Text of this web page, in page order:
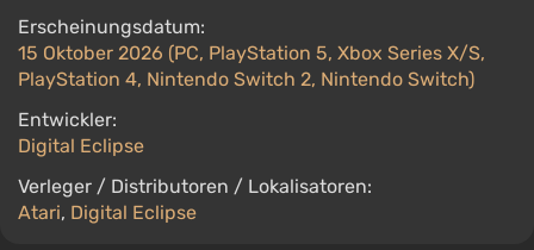
Erscheinungsdatum:
15 Oktober 2026 (PC, PlayStation 5, Xbox Series X/S,
PlayStation 4, Nintendo Switch 2, Nintendo Switch)
Entwickler:
Digital Eclipse
Verleger / Distributoren / Lokalisatoren:
Atari, Digital Eclipse